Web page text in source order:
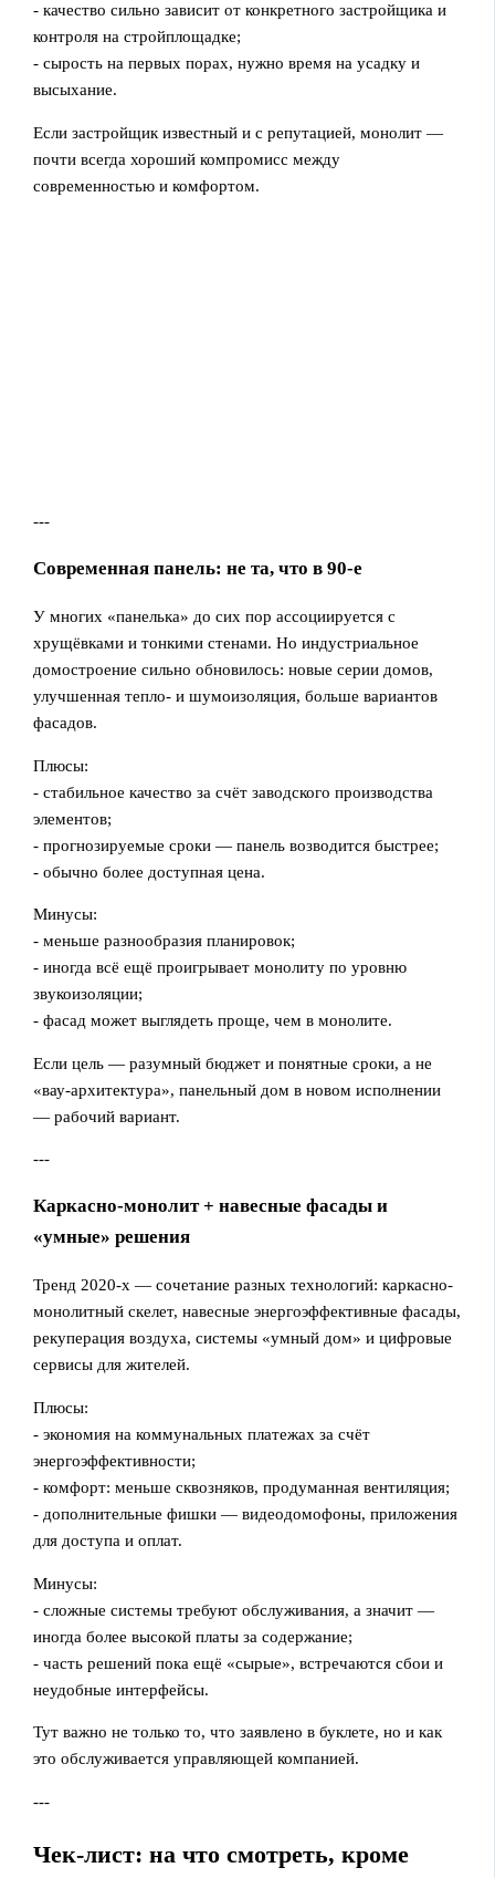
- качество сильно зависит от конкретного застройщика и
контроля на стройплощадке;
- сырость на первых порах, нужно время на усадку и
высыхание.
Если застройщик известный и с репутацией, монолит —
почти всегда хороший компромисс между
современностью и комфортом.
---
Современная панель: не та, что в 90‑e
У многих «панелька» до сих пор ассоциируется с
хрущёвками и тонкими стенами. Но индустриальное
домостроение сильно обновилось: новые серии домов,
улучшенная тепло- и шумоизоляция, больше вариантов
фасадов.
Плюсы:
- стабильное качество за счёт заводского производства
элементов;
- прогнозируемые сроки — панель возводится быстрее;
- обычно более доступная цена.
Минусы:
- меньше разнообразия планировок;
- иногда всё ещё проигрывает монолиту по уровню
звукоизоляции;
- фасад может выглядеть проще, чем в монолите.
Если цель — разумный бюджет и понятные сроки, а не
«вау-архитектура», панельный дом в новом исполнении
— рабочий вариант.
---
Каркасно-монолит + навесные фасады и
«умные» решения
Тренд 2020‑х — сочетание разных технологий: каркасно-
монолитный скелет, навесные энергоэффективные фасады,
рекуперация воздуха, системы «умный дом» и цифровые
сервисы для жителей.
Плюсы:
- экономия на коммунальных платежах за счёт
энергоэффективности;
- комфорт: меньше сквозняков, продуманная вентиляция;
- дополнительные фишки — видеодомофоны, приложения
для доступа и оплат.
Минусы:
- сложные системы требуют обслуживания, а значит —
иногда более высокой платы за содержание;
- часть решений пока ещё «сырые», встречаются сбои и
неудобные интерфейсы.
Тут важно не только то, что заявлено в буклете, но и как
это обслуживается управляющей компанией.
---
Чек-лист: на что смотреть, кроме